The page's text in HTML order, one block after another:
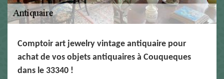
Comptoir art jewelry vintage antiquaire pour
achat de vos objets antiquaires à Couqueques
dans le 33340 !